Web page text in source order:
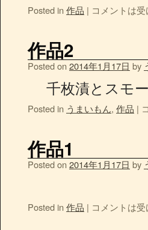
Posted in 作品 | コメントは受
作品2
Posted on 2014年1月17日 by
千枚漬とスモ
Posted in うまいもん, 作品 |
作品1
Posted on 2014年1月17日 by
Posted in 作品 | コメントは受